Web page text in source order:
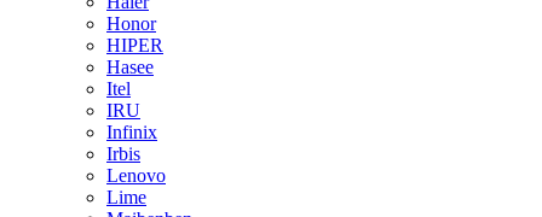
Honor
HIPER
Hasee
Itel
IRU
Infinix
Irbis
Lenovo
Lime